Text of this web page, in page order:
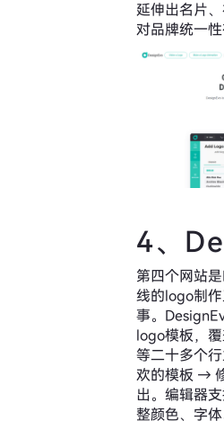
延伸出名片
对品牌统一
4、
第四个网站
线的logo制
事。
logo模板，
等二十多个
欢的模板 →
出。编辑器
整颜色、字